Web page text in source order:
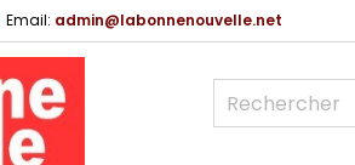
Email: admin@labonnenouvelle.net